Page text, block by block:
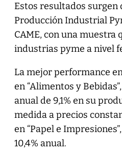
Estos resultados surgen
Producción Industrial
CAME, con una muestra
industrias pyme a nivel
La mejor performance
en “Alimentos y
anual de 9,1% en su
medida a precios
en “Papel e
10,4% anual.